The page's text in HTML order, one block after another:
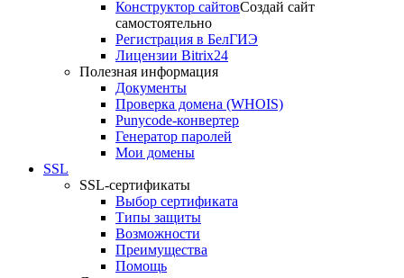
Конструктор сайтовСоздай сайт
самостоятельно
Регистрация в БелГИЭ
Лицензии Bitrix24
Полезная информация
Документы
Проверка домена (WHOIS)
Punycode-конвертер
Генератор паролей
Мои домены
SSL
SSL-сертификаты
Выбор сертификата
Типы защиты
Возможности
Преимущества
Помощь